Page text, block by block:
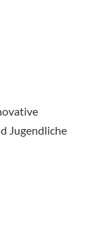
Jugendliche